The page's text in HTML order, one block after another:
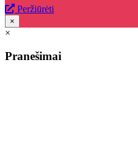
Peržiūrėti
×
×
Pranešimai